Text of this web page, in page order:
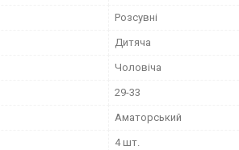
Розсувні
Дитяча
Чоловіча
29-33
Аматорський
4 шт.